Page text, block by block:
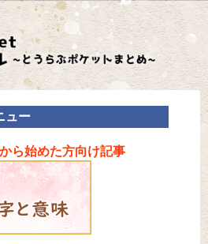
ュー
ら始めた方向け記事